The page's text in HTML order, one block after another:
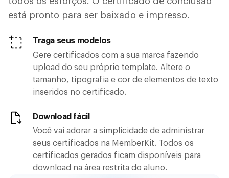
está pronto para ser baixado e impresso.
Traga seus modelos
Gere certificados com a sua marca fazendo
upload do seu próprio template. Altere o
tamanho, tipografia e cor de elementos de texto
inseridos no certificado.
Download fácil
Você vai adorar a simplicidade de administrar
seus certificados na MemberKit. Todos os
certificados gerados ficam disponíveis para
download na área restrita do aluno.